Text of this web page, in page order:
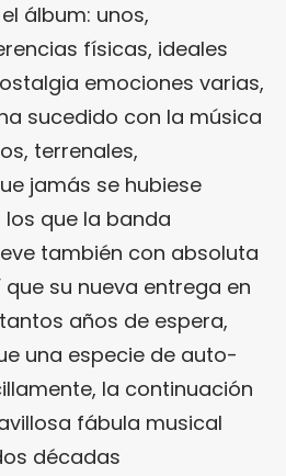
álbum: unos,
físicas, ideales
emociones varias,
sucedido con la música
terrenales,
jamás se hubiese
los que la banda
también con absoluta
su nueva entrega en
años de espera,
una especie de auto-
la continuación
fábula musical
décadas